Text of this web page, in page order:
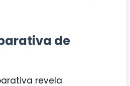
de
revela